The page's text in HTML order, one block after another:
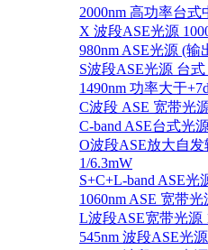
2000nm 高功率台
X 波段ASE光源
980nm ASE光源 (输
S波段ASE光源 台
1490nm 功率大于
C波段 ASE 宽带光
C-band ASE台式光
O波段ASE放大自发
1/6.3mW
S+C+L-band ASE光
1060nm ASE 宽带光
L波段ASE宽带光源
545nm 波段ASE光